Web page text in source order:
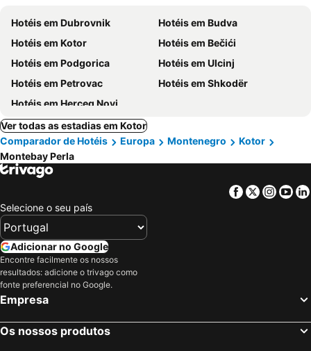
Hotéis em Dubrovnik
Hotéis em Budva
Hotéis em Kotor
Hotéis em Bečići
Hotéis em Podgorica
Hotéis em Ulcinj
Hotéis em Petrovac
Hotéis em Shkodër
Hotéis em Herceg Novi
Ver todas as estadias em Kotor
Comparador de Hotéis
Europa Montenegro
Kotor
Montebay Perla
Facebook
Twitter
Selecione o seu país
Adicionar no Google
Encontre facilmente os nossos
resultados: adicione o trivago como
fonte preferencial no Google.
Empresa
Os nossos produtos